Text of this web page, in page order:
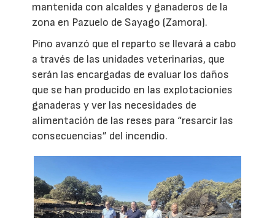
mantenida con alcaldes y ganaderos de la
zona en Pazuelo de Sayago (Zamora).
Pino avanzó que el reparto se llevará a cabo
a través de las unidades veterinarias, que
serán las encargadas de evaluar los daños
que se han producido en las explotacionies
ganaderas y ver las necesidades de
alimentación de las reses para “resarcir las
consecuencias” del incendio.